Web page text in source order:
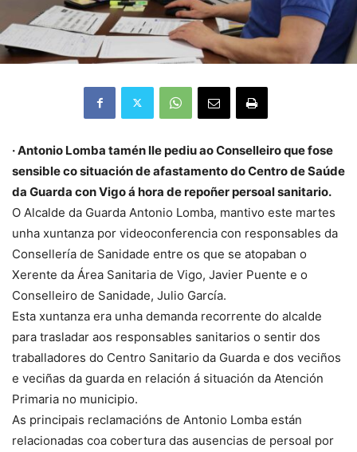
· Antonio Lomba tamén lle pediu ao Conselleiro que fose
sensible co situación de afastamento do Centro de Saúde
da Guarda con Vigo á hora de repoñer persoal sanitario.
O Alcalde da Guarda Antonio Lomba, mantivo este martes
unha xuntanza por videoconferencia con responsables da
Consellería de Sanidade entre os que se atopaban o
Xerente da Área Sanitaria de Vigo, Javier Puente e o
Conselleiro de Sanidade, Julio García.
Esta xuntanza era unha demanda recorrente do alcalde
para trasladar aos responsables sanitarios o sentir dos
traballadores do Centro Sanitario da Guarda e dos veciños
e veciñas da guarda en relación á situación da Atención
Primaria no municipio.
As principais reclamacións de Antonio Lomba están
relacionadas coa cobertura das ausencias de persoal por